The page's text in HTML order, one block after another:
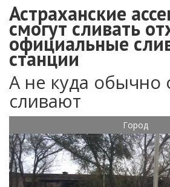
Астраханские
смогут сливать
официальные
станции
А не куда обычно
сливают
Город